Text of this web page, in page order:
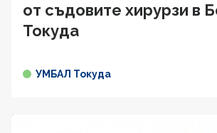
от съдовите хирурзи в
Токуда
УМБАЛ Токуда